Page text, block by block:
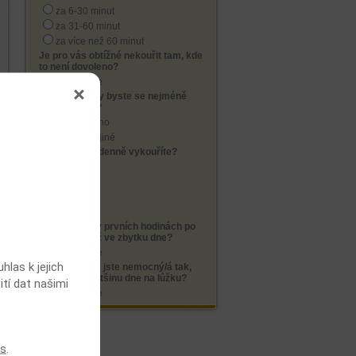
za 6-30 minut
za 31-60 minut
za více než 60 minut
Je pro vás obtížné nekouřit tam, kde
to není dovoleno?
ne
Které cigarety byste se nejméně
rád/a vzdal/a?
té první ráno
kterékoliv jiné
Kolik cigaret denně vykouříte?
Kouříte více v prvních hodinách po
probuzení než ve zbytku dne?
ne
Kouříte i když jste nemocný/á tak,
že strávíte většinu dne na lůžku?
ne
k jejich
dat našimi